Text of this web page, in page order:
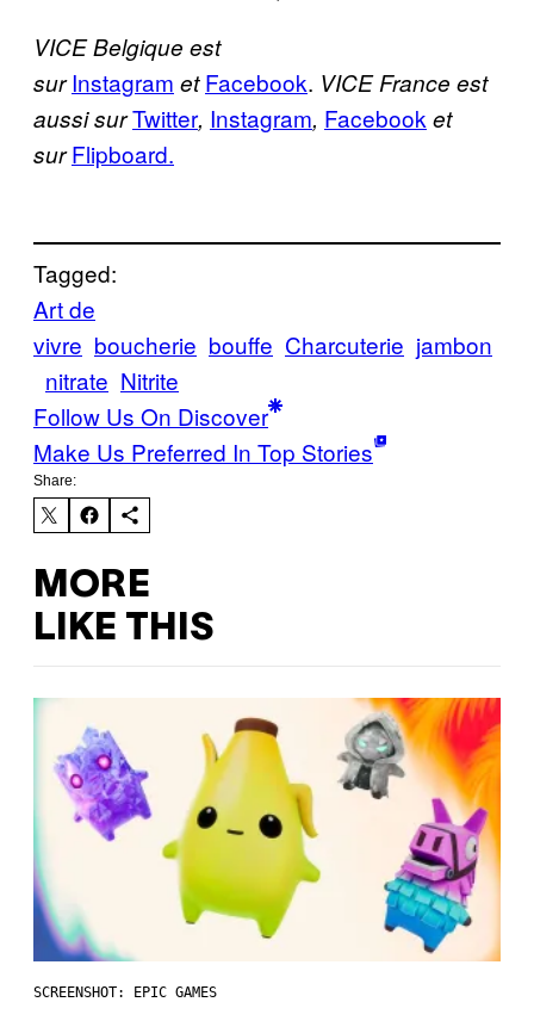
VICE Belgique est
sur Instagram et Facebook. VICE France est
aussi surTwitter, Instagram, Facebook et
sur Flipboard.
Tagged:
Art de
vivre boucherie bouffe Charcuterie jambon
nitrate Nitrite
Follow Us On Discover
Make Us Preferred In Top Stories
Share:
MORE
LIKE THIS
SCREENSHOT: EPIC GAMES